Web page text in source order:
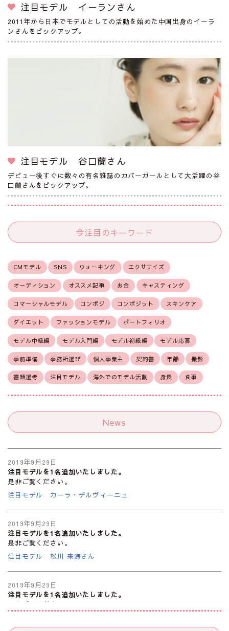
注目モデル イーランさん
2011年から日本でモデルとしての活動を始めた中国出身のイーラ
ンさんをピックアップ。
注目モデル 谷口蘭さん
デビュー後すぐに数々の有名雑誌のカバーガールとして大活躍の谷
口蘭さんをピックアップ。
今注目のキーワード
CMモデル SNS ウォーキング エクササイズ
オーディション オススメ記事 お金 キャスティング
コマーシャルモデル コンポジ コンポジット スキンケア
ダイエット ファッションモデル ポートフォリオ
モデル中級編 モデル入門編 モデル初級編 モデル応募
事前準備 事務所選び 個人事業主 契約書 年齢 撮影
書類選考 注目モデル 海外でのモデル活動 身長 食事
News
2019年9月29日
注目モデルを1名追加いたしました。
是非ご覧ください。
注目モデル カーラ・デルヴィーニュ
2019年9月29日
注目モデルを1名追加いたしました。
是非ご覧ください。
注目モデル 松川 来海さん
2019年9月29日
注目モデルを1名追加いたしました。
是非ご覧ください。